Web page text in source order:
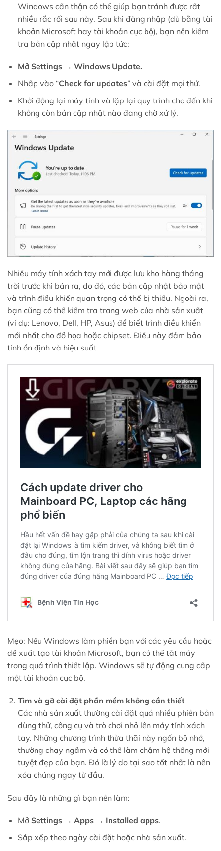
Windows cẩn thận có thể giúp bạn tránh được rất
nhiều rắc rối sau này. Sau khi đăng nhập (dù bằng tài
khoản Microsoft hay tài khoản cục bộ), bạn nên kiểm
tra bản cập nhật ngay lập tức:
Mở Settings → Windows Update.
Nhấp vào “Check for updates” và cài đặt mọi thứ.
Khởi động lại máy tính và lặp lại quy trình cho đến khi
không còn bản cập nhật nào đang chờ xử lý.
Nhiều máy tính xách tay mới được lưu kho hàng tháng
trời trước khi bán ra, do đó, các bản cập nhật bảo mật
và trình điều khiển quan trọng có thể bị thiếu. Ngoài ra,
bạn cũng có thể kiểm tra trang web của nhà sản xuất
(ví dụ: Lenovo, Dell, HP, Asus) để biết trình điều khiển
mới nhất cho đồ họa hoặc chipset. Điều này đảm bảo
tính ổn định và hiệu suất.
Mẹo: Nếu Windows làm phiền bạn với các yêu cầu hoặc
đề xuất tạo tài khoản Microsoft, bạn có thể tắt máy
trong quá trình thiết lập. Windows sẽ tự động cung cấp
một tài khoản cục bộ.
Tìm và gỡ cài đặt phần mềm không cần thiết
Các nhà sản xuất thường cài đặt quá nhiều phiên bản
dùng thử, công cụ và trò chơi nhỏ lên máy tính xách
tay. Những chương trình thừa thãi này ngốn bộ nhớ,
thường chạy ngầm và có thể làm chậm hệ thống mới
tuyệt đẹp của bạn. Đó là lý do tại sao tốt nhất là nên
xóa chúng ngay từ đầu.
Sau đây là những gì bạn nên làm:
Mở Settings → Apps → Installed apps.
Sắp xếp theo ngày cài đặt hoặc nhà sản xuất.